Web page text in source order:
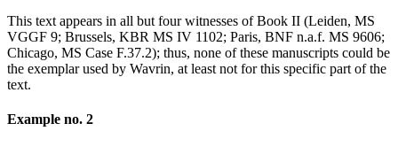
This text appears in all but four witnesses of Book II (Leiden, MS
VGGF 9; Brussels, KBR MS IV 1102; Paris, BNF n.a.f. MS 9606;
Chicago, MS Case F.37.2); thus, none of these manuscripts could be
the exemplar used by Wavrin, at least not for this specific part of the
text.
Example no. 2